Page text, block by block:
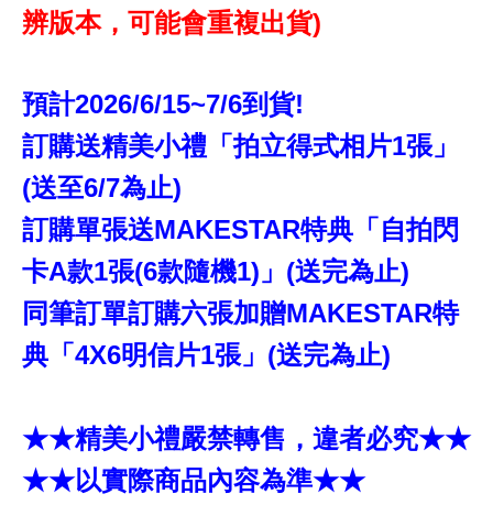
辨版本，可能會重複出貨)
預計2026/6/15~7/6到貨!
訂購送精美小禮「拍立得式相片1張」
(送至6/7為止)
訂購單張送MAKESTAR特典「自拍閃
卡A款1張(6款隨機1)」(送完為止)
同筆訂單訂購六張加贈MAKESTAR特
典「4X6明信片1張」(送完為止)
★★精美小禮嚴禁轉售，違者必究★★
★★以實際商品內容為準★★